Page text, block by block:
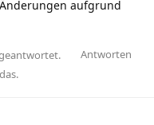
aufgrund
Antworten
.